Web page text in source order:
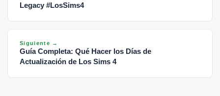
Legacy #LosSims4
Siguiente →
Guía Completa: Qué Hacer los Días de
Actualización de Los Sims 4